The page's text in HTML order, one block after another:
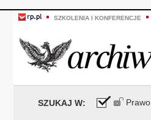
SZKOLENIA I KONFERENCJE
SZUKAJ W: Prawo